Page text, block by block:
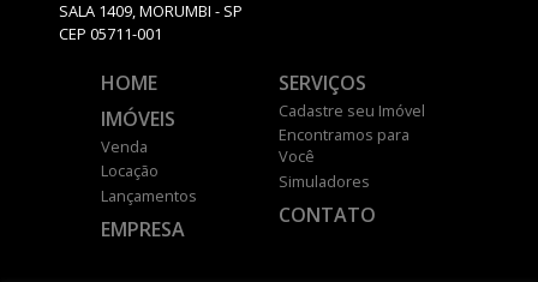
SALA 1409, MORUMBI - SP
CEP 05711-001
HOME
IMÓVEIS
Venda
Locação
Lançamentos
EMPRESA
SERVIÇOS
Cadastre seu Imóvel
Encontramos para
Você
Simuladores
CONTATO